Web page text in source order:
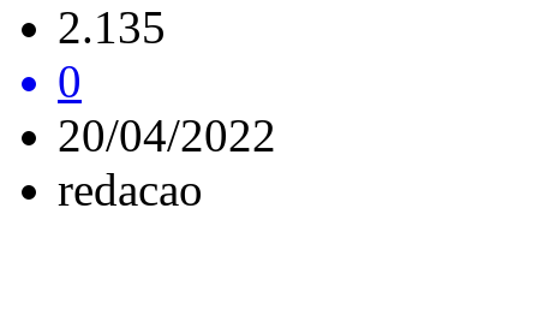
2.135
0
20/04/2022
redacao